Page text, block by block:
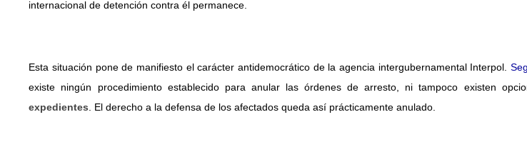
internacional de detención contra él permanece.
Esta situación pone de manifiesto el carácter antidemocrático de la agencia intergubernamental Interpol.
existe ningún procedimiento establecido para anular las órdenes de arresto, ni tampoco existen
expedientes . El derecho a la defensa de los afectados queda así prácticamente anulado.